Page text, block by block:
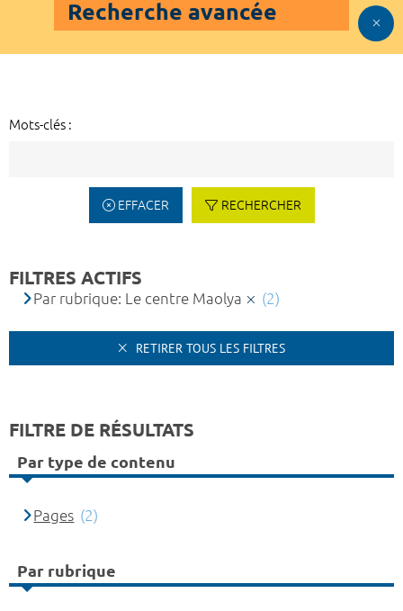
Recherche avancée
Mots-clés :
EFFACER RECHERCHER
FILTRES ACTIFS
Par rubrique: Le centre Maolya (2)
RETIRER TOUS LES FILTRES
FILTRE DE RÉSULTATS
Par type de contenu
Pages (2)
Par rubrique